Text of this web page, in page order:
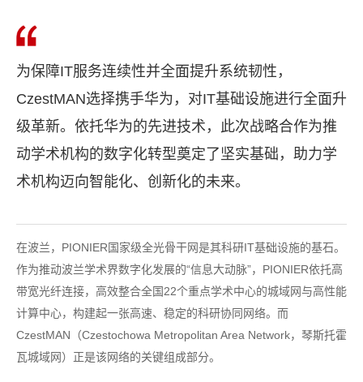
为保障IT服务连续性并全面提升系统韧性，
CzestMAN选择携手华为，对IT基础设施进行全面升
级革新。依托华为的先进技术，此次战略合作为推
动学术机构的数字化转型奠定了坚实基础，助力学
术机构迈向智能化、创新化的未来。
在波兰，PIONIER国家级全光骨干网是其科研IT基础设施的基石。
作为推动波兰学术界数字化发展的“信息大动脉”，PIONIER依托高
带宽光纤连接，高效整合全国22个重点学术中心的城域网与高性能
计算中心，构建起一张高速、稳定的科研协同网络。而
CzestMAN（Czestochowa Metropolitan Area Network，琴斯托霍
瓦城域网）正是该网络的关键组成部分。